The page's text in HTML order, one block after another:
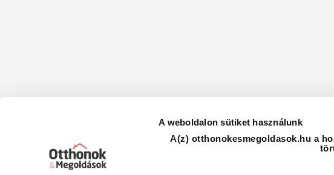
A weboldalon sütiket használunk
A(z) otthonokesmegoldasok.hu a